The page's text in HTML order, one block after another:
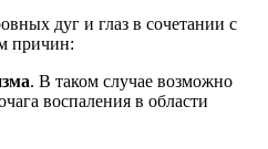
дуг и глаз в сочетании с
причин:
. В таком случае возможно
воспаления в области